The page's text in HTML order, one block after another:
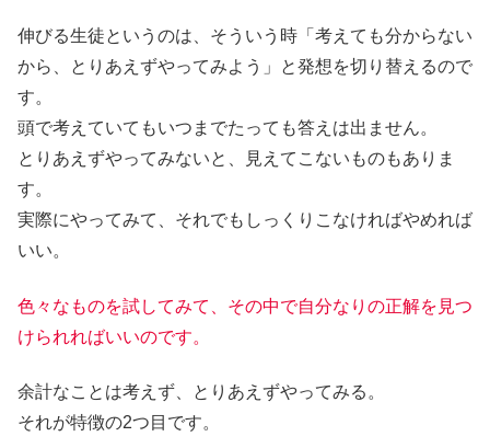
伸びる生徒というのは、そういう時 「考えても分からない
から、とりあえずやってみよう」
と発想を切り替えるので
す。
頭で考えていてもいつまでたっても答えは出ません。
とりあえずやってみないと、見えてこないものもありま
す。
実際にやってみて、それでもしっくりこなければやめれば
いい。
色々なものを試してみて、その中で自分なりの正解を見つ
けられればいいのです。
余計なことは考えず、とりあえずやってみる。
それが特徴の2つ目です。